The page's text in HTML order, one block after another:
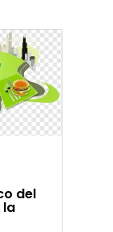
del
la